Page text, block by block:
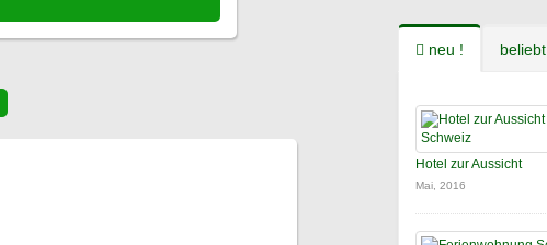
neu ! beliebt
Hotel zur Aussicht
Mai, 2016